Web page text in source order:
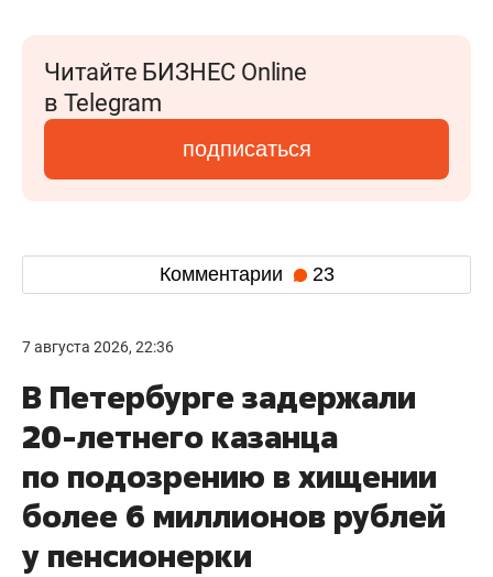
Читайте БИЗНЕС Online
в Telegram
подписаться
Комментарии 23
7 августа 2026, 22:36
В Петербурге задержали
20-летнего казанца
по подозрению в хищении
более 6 миллионов рублей
у пенсионерки